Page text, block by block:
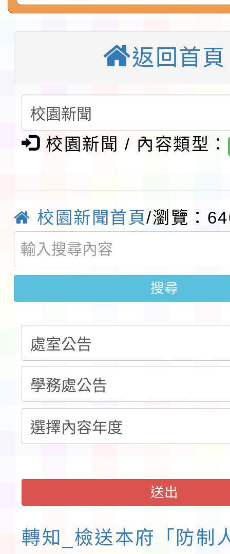
「115年桃園市運動會
錦標賽」海洋艇及
計畫」公費接種對象擴
115學年度迎新活動暨
會活動流程表
本校115學年度第1學
第3次招考代課鐘點教
告(不再辦理後續甄選)
檢送「桃園市115學年
賽實施要點」1份
本市「115學年度學生
請一案
社團法人中華民國畫廊
026 ART TAIPEI臺北
會」之「藝術教育日」
本校115學年度第1學
第2次招考代課鐘點教
告(採1次公告分次招考)
115 年度兒童課後照顧
0 小時業訓練課程
轉知本市體育總會划船
「115年桃園市運動會
錦標賽」海洋艇及
域)，申請變更地點
「114-115年度
計畫」公費接種對象擴
115學年度迎新活動暨
會活動流程表
返回首頁
校園新聞 / 內容類型：
校園新聞首頁/瀏覽：
搜尋
送出
轉知_檢送本府「防制